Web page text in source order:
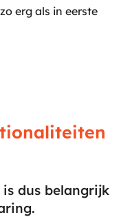
erg als in eerste
dus belangrijk